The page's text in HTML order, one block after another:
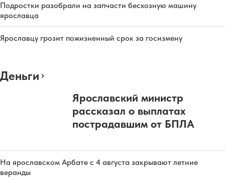
Подростки разобрали на запчасти бесхозную машину
ярославца
Ярославцу грозит пожизненный срок за госизмену
Деньги
Ярославский министр
рассказал о выплатах
пострадавшим от БПЛА
На ярославском Арбате с 4 августа закрывают летние
веранды